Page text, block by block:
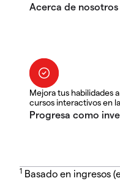
Mejora tus habilidades
cursos interactivos en
1 Basado en ingresos